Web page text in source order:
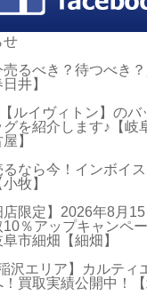
せ
るべき？待つべき
井】
ルイヴィトン】の
を紹介します♪【岐
】
なら今！インボイ
牧】
店限定】2026年8月
％アップキャンペ
市細畑【細畑】
沢エリア】カルティ
買取実績公開中！【